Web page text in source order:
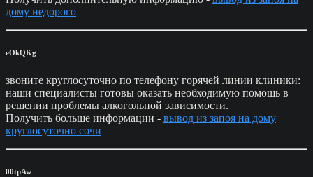
дому недорого
eOkQKg
звоните круглосуточно по телефону горячей линии клиники:
наши специалисты готовы оказать необходимую помощь в
решении проблемы алкогольной зависимости.
Получить больше информации - вывод из запоя на дому
круглосуточно сочи
00tpAw